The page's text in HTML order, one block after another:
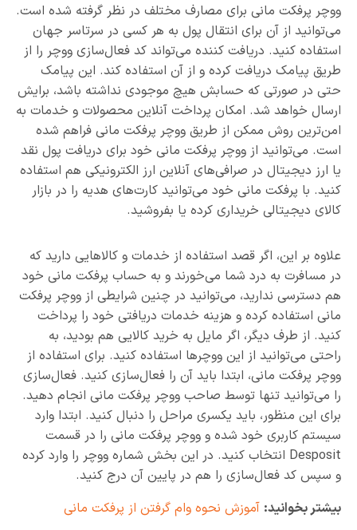
ووچر پرفکت مانی برای مصارف مختلف در نظر گرفته شده است.
می‌توانید از آن برای انتقال پول به هر کسی در سرتاسر جهان
استفاده کنید. دریافت کننده می‌تواند کد فعال‌سازی ووچر را از
طریق پیامک دریافت کرده و از آن استفاده کند. این پیامک
حتی در صورتی که حسابش هیچ موجودی نداشته باشد، برایش
ارسال خواهد شد. امکان پرداخت آنلاین محصولات و خدمات به
امن‌ترین روش ممکن از طریق ووچر پرفکت مانی فراهم شده
است. می‌توانید از ووچر پرفکت مانی خود برای دریافت پول نقد
یا ارز دیجیتال در صرافی‌های آنلاین ارز الکترونیکی هم استفاده
کنید. با پرفکت مانی خود می‌توانید کارت‌های هدیه را در بازار
کالای دیجیتالی خریداری کرده یا بفروشید.
علاوه بر این، اگر قصد استفاده از خدمات و کالاهایی دارید که
در مسافرت به درد شما می‌خورند و به حساب پرفکت مانی خود
هم دسترسی ندارید، می‌توانید در چنین شرایطی از ووچر پرفکت
مانی استفاده کرده و هزینه خدمات دریافتی خود را پرداخت
کنید. از طرف دیگر، اگر مایل به خرید کالایی هم بودید، به
راحتی می‌توانید از این ووچرها استفاده کنید. برای استفاده از
ووچر پرفکت مانی، ابتدا باید آن را فعال‌سازی کنید. فعال‌سازی
را می‌توانید تنها توسط صاحب ووچر پرفکت مانی انجام دهید.
برای این منظور، باید یکسری مراحل را دنبال کنید. ابتدا وارد
سیستم کاربری خود شده و ووچر پرفکت مانی را در قسمت
Desposit انتخاب کنید. در این بخش شماره ووچر را وارد کرده
و سپس کد فعال‌سازی را هم در پایین آن درج کنید.
بیشتر بخوانید: آموزش نحوه وام گرفتن از پرفکت مانی